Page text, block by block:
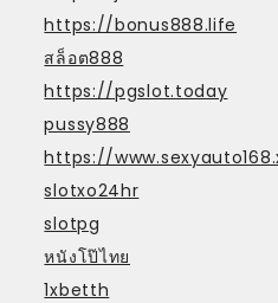
https://bonus888.life
สล็อต888
https://pgslot.today
pussy888
https://
slotxo24hr
slotpg
หนังโป๊ไทย
1xbetth